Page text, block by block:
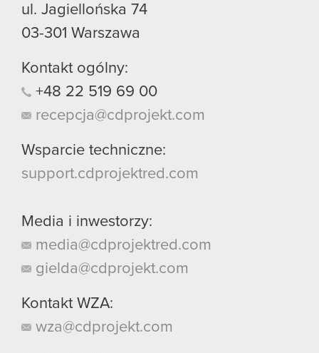
ul. Jagiellońska 74
03-301 Warszawa
Kontakt ogólny:
+48 22 519 69 00
recepcja@cdprojekt.com
Wsparcie techniczne:
support.cdprojektred.com
Media i inwestorzy:
media@cdprojektred.com
gielda@cdprojekt.com
Kontakt WZA:
wza@cdprojekt.com